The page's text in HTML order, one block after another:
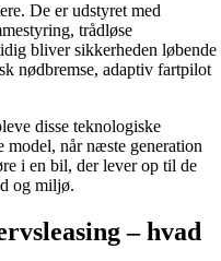
De er udstyret med
trådløse
bliver sikkerheden løbende
nødbremse, adaptiv fartpilot
disse teknologiske
når næste generation
i en bil, der lever op til de
og miljø.
– hvad